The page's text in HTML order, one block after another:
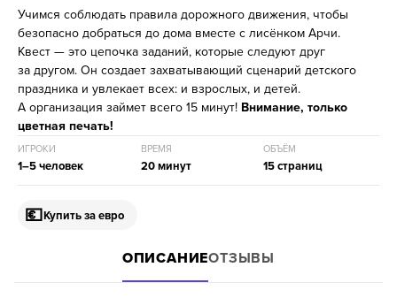
Учимся соблюдать правила дорожного движения, чтобы
безопасно добраться до дома вместе с лисёнком Арчи.
Квест — это цепочка заданий, которые следуют друг
за другом. Он создает захватывающий сценарий детского
праздника и увлекает всех: и взрослых, и детей.
А организация займет всего 15 минут! Внимание, только
цветная печать!
ИГРОКИ
1–5 человек
ВРЕМЯ
20 минут
ОБЪЁМ
15 страниц
💶Купить за евро
ОПИСАНИЕОТЗЫВЫ